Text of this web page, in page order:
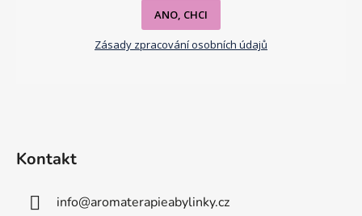
ANO, CHCI
Zásady zpracování osobních údajů
Kontakt
info@aromaterapieabylinky.cz